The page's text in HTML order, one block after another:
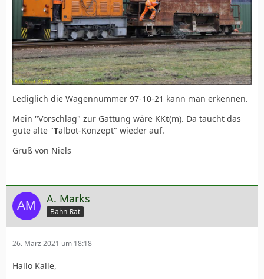
Lediglich die Wagennummer 97-10-21 kann man erkennen.
Mein "Vorschlag" zur Gattung wäre KKt(m). Da taucht das
gute alte "Talbot-Konzept" wieder auf.
Gruß von Niels
A. Marks
Bahn-Rat
26. März 2021 um 18:18
Hallo Kalle,